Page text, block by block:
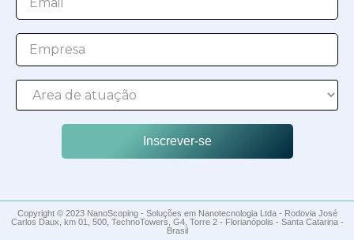
Inscrever-se
Copyright © 2023 NanoScoping - Soluções em Nanotecnologia Ltda - Rodovia José
Carlos Daux, km 01, 500, TechnoTowers, G4, Torre 2 - Florianópolis - Santa Catarina -
Brasil